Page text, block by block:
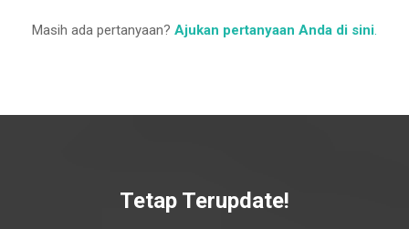
Masih ada pertanyaan? Ajukan pertanyaan Anda di sini.
Tetap Terupdate!